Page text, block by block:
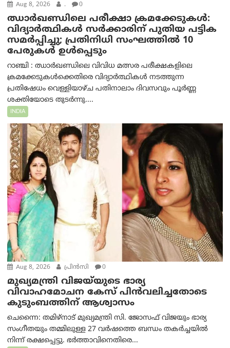
Aug 8, 2026 . 0
ഝാര്‍ഖണ്ഡിലെ പരീക്ഷാ ക്രമക്കേടുകള്‍:
വിദ്യാർത്ഥികൾ സർക്കാരിന് പുതിയ പട്ടിക
സമർപ്പിച്ചു; പ്രതിനിധി സംഘത്തിൽ 10
പേരുകൾ ഉൾപ്പെടും
റാഞ്ചി : ഝാർഖണ്ഡിലെ വിവിധ മത്സര പരീക്ഷകളിലെ
ക്രമക്കേടുകൾക്കെതിരെ വിദ്യാർത്ഥികൾ നടത്തുന്ന
പ്രതിഷേധം വെള്ളിയാഴ്ച പതിനാലാം ദിവസവും പൂർണ്ണ
ശക്തിയോടെ തുടർന്നു....
INDIA
Aug 8, 2026 പ്രിന്‍സി 0
മുഖ്യമന്ത്രി വിജയ്‌യുടെ ഭാര്യ
വിവാഹമോചന കേസ് പിൻവലിച്ചതോടെ
കുടുംബത്തിന് ആശ്വാസം
ചെന്നൈ: തമിഴ്‌നാട് മുഖ്യമന്ത്രി സി. ജോസഫ് വിജയും ഭാര്യ
സംഗീതയും തമ്മിലുള്ള 27 വർഷത്തെ ബന്ധം തകർച്ചയിൽ
നിന്ന് രക്ഷപ്പെട്ടു. ഭർത്താവിനെതിരെ...